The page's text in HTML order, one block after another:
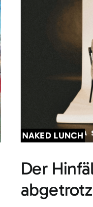
NAKED LUNCH
Der